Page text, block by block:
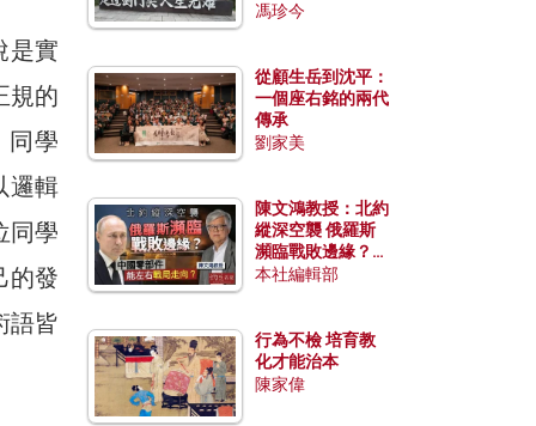
是實
規的
同學
邏輯
同學
的發
語皆
馮珍今
從顧生岳到沈平：
一個座右銘的兩代
傳承
劉家美
陳文鴻教授：北約
縱深空襲 俄羅斯
瀕臨戰敗邊緣？中
國零部件能左右戰
本社編輯部
行為不檢 培育教
化才能治本
陳家偉